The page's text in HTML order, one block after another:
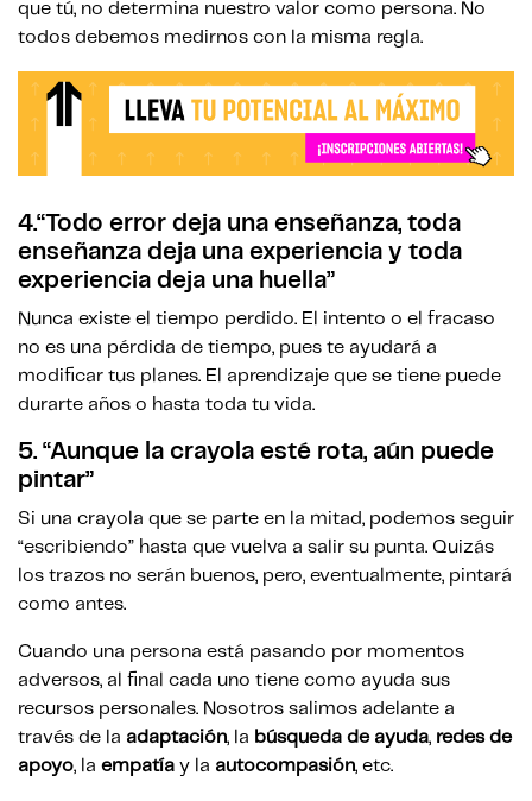
que tú, no determina nuestro valor como persona. No
todos debemos medirnos con la misma regla.
4.“Todo error deja una enseñanza, toda
enseñanza deja una experiencia y toda
experiencia deja una huella”
Nunca existe el tiempo perdido. El intento o el fracaso
no es una pérdida de tiempo, pues te ayudará a
modificar tus planes. El aprendizaje que se tiene puede
durarte años o hasta toda tu vida.
5. “Aunque la crayola esté rota, aún puede
pintar”
Si una crayola que se parte en la mitad, podemos seguir
“escribiendo” hasta que vuelva a salir su punta. Quizás
los trazos no serán buenos, pero, eventualmente, pintará
como antes.
Cuando una persona está pasando por momentos
adversos, al final cada uno tiene como ayuda sus
recursos personales. Nosotros salimos adelante a
través de la adaptación, la búsqueda de ayuda, redes de
apoyo, la empatía y la autocompasión, etc.